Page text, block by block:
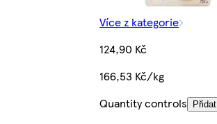
Více z kategorie
124,90 Kč
166,53 Kč/kg
Quantity controls
Přidat